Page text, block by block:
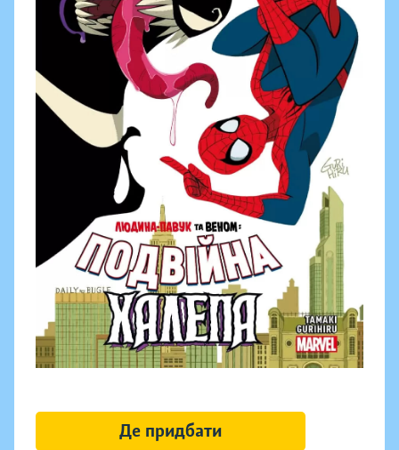
Де придбати